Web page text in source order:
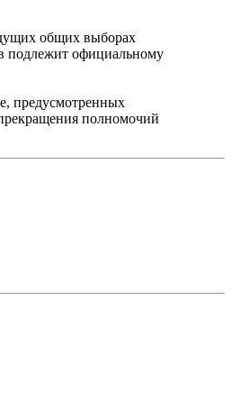
общих выборах
подлежит официальному
предусмотренных
полномочий